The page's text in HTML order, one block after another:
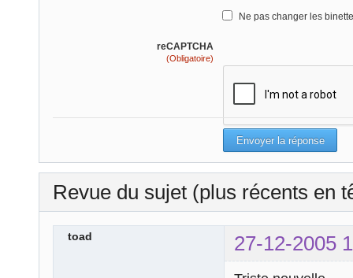
Ne pas changer les
reCAPTCHA
(Obligatoire)
Revue du sujet (plus récents en
toad 27-12-2005